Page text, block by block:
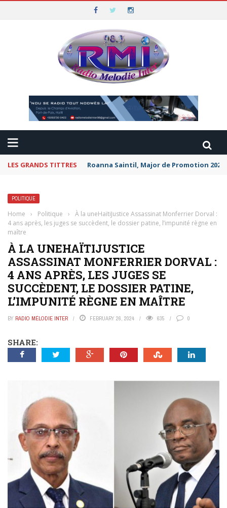
LES GRANDS TITTRES Roanna Saintil, Major de Promotion
POLITIQUE
Home › Politique ›
À la uneHaïtiJustice Assassinat Monferrier Dorval :
4 ans après, les juges se succèdent, le dossier patine, l’impunité règne en
maître
À LA UNEHAÏTIJUSTICE
ASSASSINAT MONFERRIER DORVAL :
4 ANS APRÈS, LES JUGES SE
SUCCÈDENT, LE DOSSIER PATINE,
L’IMPUNITÉ RÈGNE EN MAÎTRE
BY RADIO MÉLODIE INTER FEBRUARY 26, 2024 635 0
SHARE: